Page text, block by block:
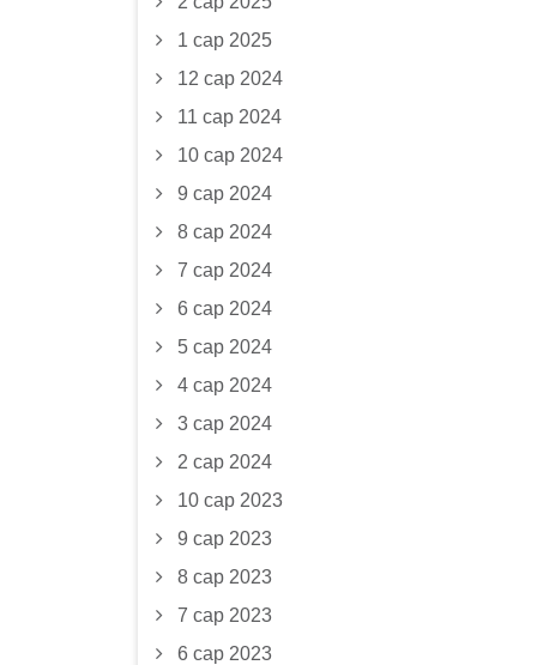
1 сар 2025
12 сар 2024
11 сар 2024
10 сар 2024
9 сар 2024
8 сар 2024
7 сар 2024
6 сар 2024
5 сар 2024
4 сар 2024
3 сар 2024
2 сар 2024
10 сар 2023
9 сар 2023
8 сар 2023
7 сар 2023
6 сар 2023